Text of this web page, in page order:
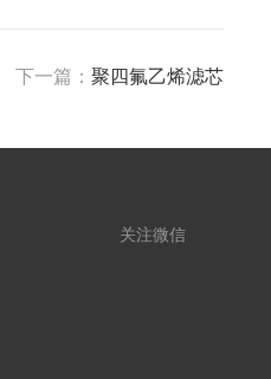
下一篇： 聚四氟乙烯滤芯
关注微信